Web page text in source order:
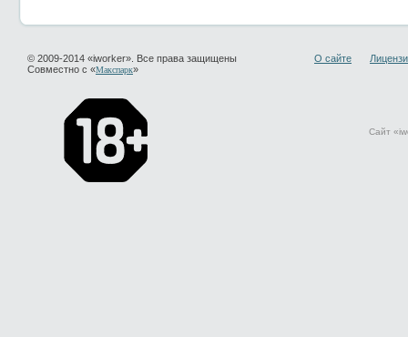
© 2009-2014 «iworker». Все права защищены
Совместно с «Макспарк»
О сайте
Сайт